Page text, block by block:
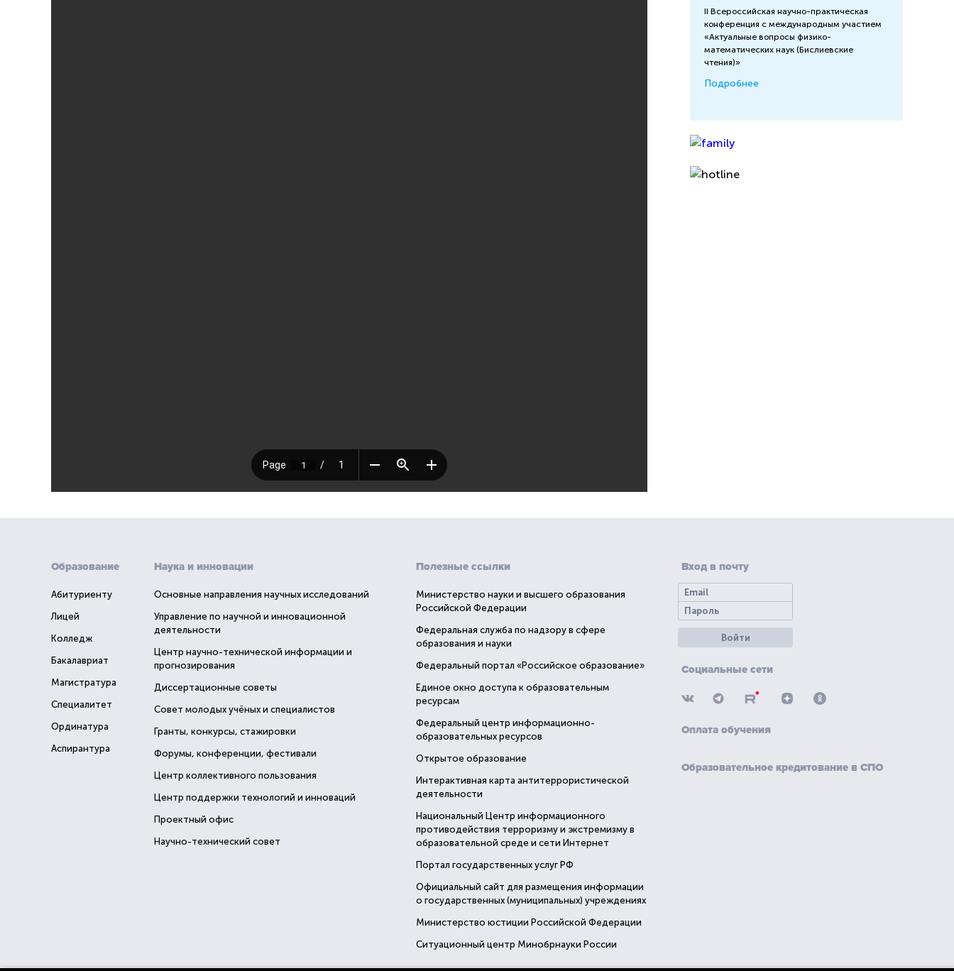
II Всероссийская научно-практическая
конференция с международным участием
«Актуальные вопросы физико-
математических наук (Бислиевские
чтения)»
Подробнее
Образование
Абитуриенту
Лицей
Колледж
Бакалавриат
Магистратура
Специалитет
Ординатура
Аспирантура
Наука и инновации
Основные направления научных исследований
Управление по научной и инновационной
деятельности
Центр научно-технической информации и
прогнозирования
Диссертационные советы
Совет молодых учёных и специалистов
Гранты, конкурсы, стажировки
Форумы, конференции, фестивали
Центр коллективного пользования
Центр поддержки технологий и инноваций
Проектный офис
Научно-технический совет
Полезные ссылки
Министерство науки и высшего образования
Российской Федерации
Федеральная служба по надзору в сфере
образования и науки
Федеральный портал «Российское образование»
Единое окно доступа к образовательным
ресурсам
Федеральный центр информационно-
образовательных ресурсов
Открытое образование
Интерактивная карта антитеррористической
деятельности
Национальный Центр информационного
противодействия терроризму и экстремизму в
образовательной среде и сети Интернет
Портал государственных услуг РФ
Официальный сайт для размещения информации
о государственных (муниципальных) учреждениях
Министерство юстиции Российской Федерации
Ситуационный центр Минобрнауки России
Вход в почту
Войти
Социальные сети
Оплата обучения
Образовательное кредитование в СПО